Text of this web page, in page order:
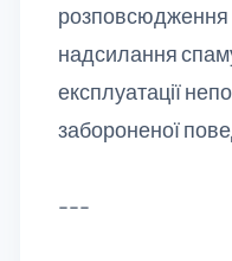
розповсюдження
надсилання
експлуатації
забороненої
---